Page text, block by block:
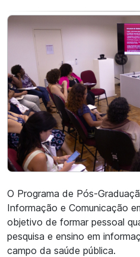
O Programa de Pós-
Informação e Comunicação
objetivo de formar pessoal
pesquisa e ensino em
campo da saúde pública.